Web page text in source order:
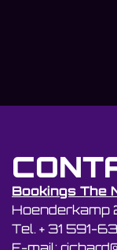
Bookings The
Hoenderkamp
Tel. + 31 591-